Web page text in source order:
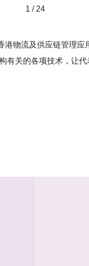
1 / 24
物流及供应链管理
关的各项技术，让